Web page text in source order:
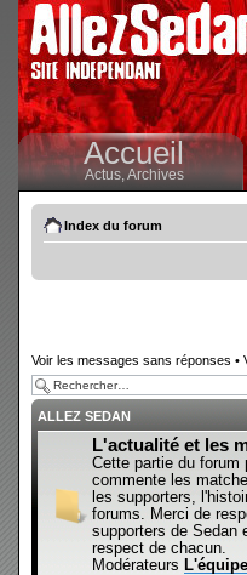
Accueil
Actus,Archives
Index du forum
Voir les messages sans réponses •
ALLEZ SEDAN
L'actualité et les
Cette partie du forum
commente les
les supporters,
forums. Merci de
supporters de Sedan
respect de chacun.
Modérateurs